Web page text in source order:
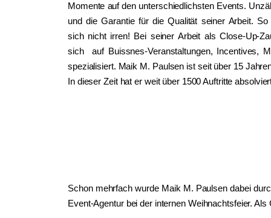
Momente auf den unterschiedlichsten Events.
und die Garantie für die Qualität seiner Arbeit.
sich nicht irren! Bei seiner Arbeit als Close-Up-
sich auf Buissnes-Veranstaltungen, Incentives,
spezialisiert. Maik M. Paulsen ist seit über 15
In dieser Zeit hat er weit über 1500 Auftritte
Schon mehrfach wurde Maik M. Paulsen dabei
Event-Agentur bei der internen Weihnachtsfeier.